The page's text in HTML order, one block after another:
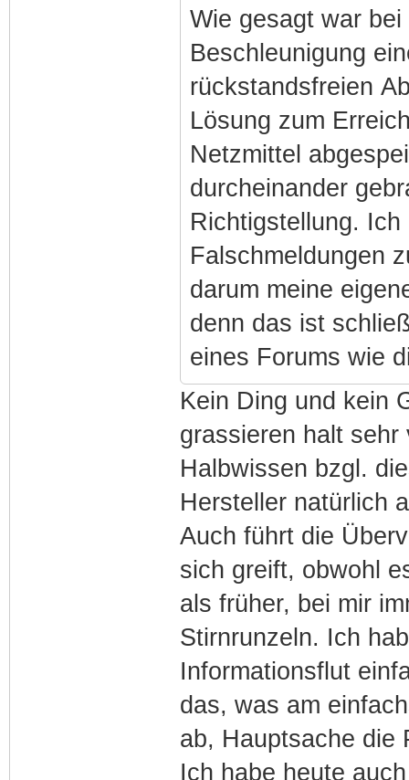
Wie gesagt war
Beschleunigung
rückstandsfreien
Lösung zum
Netzmittel
durcheinander
Richtigstellung.
Falschmeldungen
darum meine
denn das ist
eines Forums wie
Kein Ding und kein
grassieren halt
Halbwissen bzgl.
Hersteller natürlich
Auch führt die
sich greift, obwohl
als früher, bei mir
Stirnrunzeln. Ich
Informationsflut
das, was am
ab, Hauptsache die
Ich habe heute